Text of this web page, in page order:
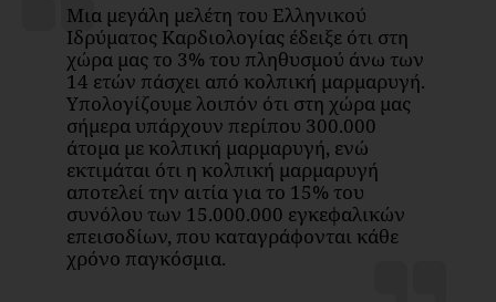
Μια μεγάλη μελέτη του Ελληνικού
Ιδρύματος Καρδιολογίας έδειξε ότι στη
χώρα μας το 3% του πληθυσμού άνω των
14 ετών πάσχει από κολπική μαρμαρυγή.
Υπολογίζουμε λοιπόν ότι στη χώρα μας
σήμερα υπάρχουν περίπου 300.000
άτομα με κολπική μαρμαρυγή, ενώ
εκτιμάται ότι η κολπική μαρμαρυγή
αποτελεί την αιτία για το 15% του
συνόλου των 15.000.000 εγκεφαλικών
επεισοδίων, που καταγράφονται κάθε
χρόνο παγκόσμια.